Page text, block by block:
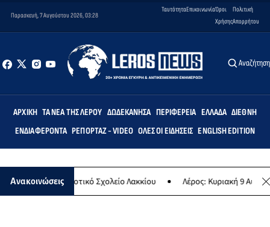
Παρασκευή, 7 Αυγούστου 2026, 03:28
ΤαυτότηταΕπικοινωνίαΌροι
Χρήσης
Πολιτική
Απορρήτου
Αναζήτηση
ΑΡΧΙΚΉ ΤΑ ΝΈΑ ΤΗΣ ΛΈΡΟΥ ΔΩΔΕΚΆΝΗΣΑ ΠΕΡΙΦΈΡΕΙΑ ΕΛΛΆΔΑ ΔΙΕΘΝΉ
ΕΝΔΙΑΦΈΡΟΝΤΑ ΡΕΠΟΡΤΆΖ - VIDEO ΌΛΕΣ ΟΙ ΕΙΔΉΣΕΙΣ ENGLISH EDITION
Ανακοινώσεις
στο Δημοτικό Σχολείο Λακκίου Λέρος: Κυριακή 9